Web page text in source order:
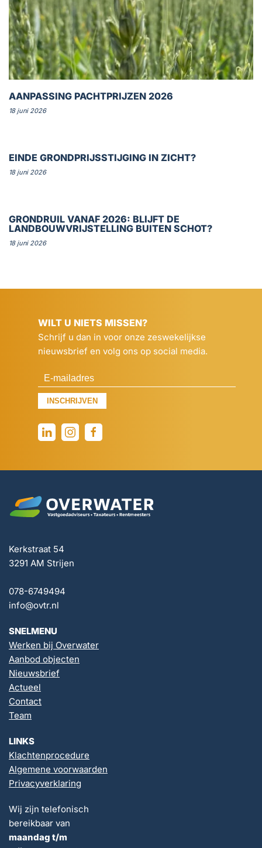
AANPASSING PACHTPRIJZEN 2026
18 juni 2026
EINDE GRONDPRIJSSTIJGING IN ZICHT?
18 juni 2026
GRONDRUIL VANAF 2026: BLIJFT DE
LANDBOUWVRIJSTELLING BUITEN SCHOT?
18 juni 2026
WILT U NIETS MISSEN?
Schrijf u dan in voor onze zeswekelijkse
nieuwsbrief en volg ons op social media.
INSCHRIJVEN
Kerkstraat 54
3291 AM Strijen
078-6749494
info@ovtr.nl
SNELMENU
Werken bij Overwater
Aanbod objecten
Nieuwsbrief
Actueel
Contact
Team
LINKS
Klachtenprocedure
Algemene voorwaarden
Privacyverklaring
Wij zijn telefonisch
bereikbaar van
maandag t/m